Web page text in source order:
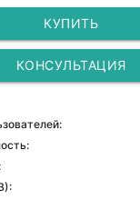
КУПИТЬ
КОНСУЛЬТАЦИЯ